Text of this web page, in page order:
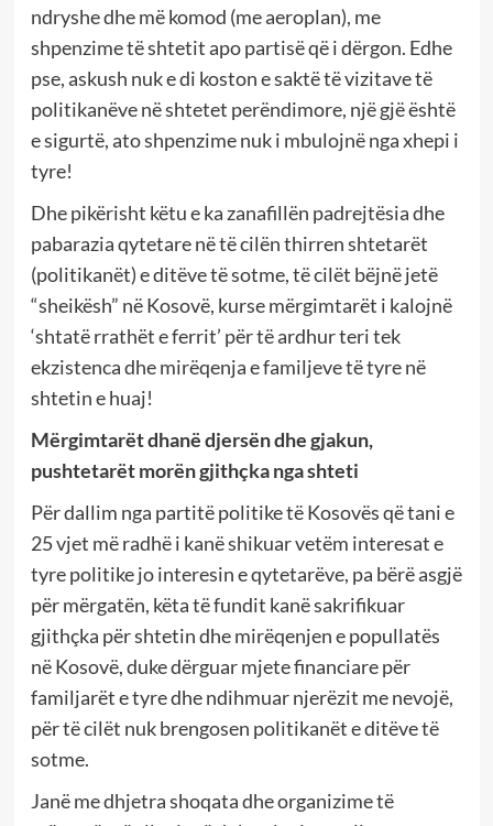
ndryshe dhe më komod (me aeroplan), me
shpenzime të shtetit apo partisë që i dërgon. Edhe
pse, askush nuk e di koston e saktë të vizitave të
politikanëve në shtetet perëndimore, një gjë është
e sigurtë, ato shpenzime nuk i mbulojnë nga xhepi i
tyre!
Dhe pikërisht këtu e ka zanafillën padrejtësia dhe
pabarazia qytetare në të cilën thirren shtetarët
(politikanët) e ditëve të sotme, të cilët bëjnë jetë
“sheikësh” në Kosovë, kurse mërgimtarët i kalojnë
‘shtatë rrathët e ferrit’ për të ardhur teri tek
ekzistenca dhe mirëqenja e familjeve të tyre në
shtetin e huaj!
Mërgimtarët dhanë djersën dhe gjakun,
pushtetarët morën gjithçka nga shteti
Për dallim nga partitë politike të Kosovës që tani e
25 vjet më radhë i kanë shikuar vetëm interesat e
tyre politike jo interesin e qytetarëve, pa bërë asgjë
për mërgatën, këta të fundit kanë sakrifikuar
gjithçka për shtetin dhe mirëqenjen e popullatës
në Kosovë, duke dërguar mjete financiare për
familjarët e tyre dhe ndihmuar njerëzit me nevojë,
për të cilët nuk brengosen politikanët e ditëve të
sotme.
Janë me dhjetra shoqata dhe organizime të